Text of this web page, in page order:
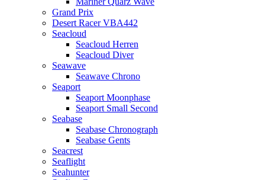
Grand Prix
Desert Racer VBA442
Seacloud
Seacloud Herren
Seacloud Diver
Seawave
Seawave Chrono
Seaport
Seaport Moonphase
Seaport Small Second
Seabase
Seabase Chronograph
Seabase Gents
Seacrest
Seaflight
Seahunter